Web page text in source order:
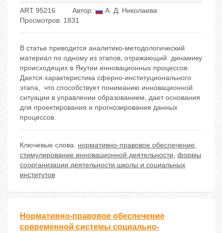
ART 95216 Автор:
А. Д. Николаева
Просмотров: 1831
В статье приводится аналитико-методологический
материал по одному из этапов, отражающий динамику
происходящих в Якутии инновационных процессов.
Дается характеристика сферно-институционального
этапа, что способствует пониманию инновационной
ситуации в управлении образованием, дает основания
для проектирования и прогнозирования данных
процессов.
Ключевые слова: нормативно-правовое обеспечение,
стимулирование инновационной деятельности, формы
соорганизации деятельности школы и социальных
институтов
Нормативно-правовое обеспечение
современной системы социально-